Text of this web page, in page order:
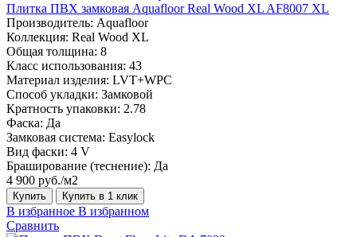
Плитка ПВХ замковая Aquafloor Real Wood XL AF8007 XL
Производитель: Aquafloor
Коллекция: Real Wood XL
Общая толщина: 8
Класс использования: 43
Материал изделия: LVT+WPC
Способ укладки: Замковой
Кратность упаковки: 2.78
Фаска: Да
Замковая система: Easylock
Вид фаски: 4 V
Браширование (теснение): Да
4 900 руб./м2
Купить Купить в 1 клик
В избранное В избранном
Сравнить